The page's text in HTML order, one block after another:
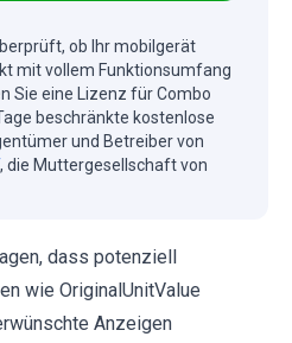
ob Ihr mobilgerät
mit vollem Funktionsumfang
Sie eine Lizenz für Combo
beschränkte kostenlose
und Betreiber von
, die Muttergesellschaft von
dass potenziell
wie OriginalUnitValue
Anzeigen